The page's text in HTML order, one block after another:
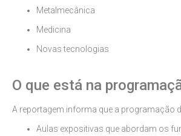
Metalmecânica
Medicina
Novas tecnologias
O que está na
A reportagem informa que a programação
Aulas expositivas que abordam os